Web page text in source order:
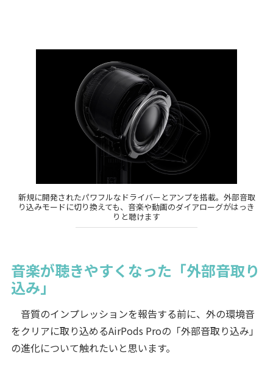
新規に開発されたパワフルなドライバーとアンプを搭載。外部音取
り込みモードに切り換えても、音楽や動画のダイアローグがはっき
りと聴けます
音楽が聴きやすくなった「外部音取り
込み」
音質のインプレッションを報告する前に、外の環境音
をクリアに取り込めるAirPods Proの「外部音取り込み」
の進化について触れたいと思います。